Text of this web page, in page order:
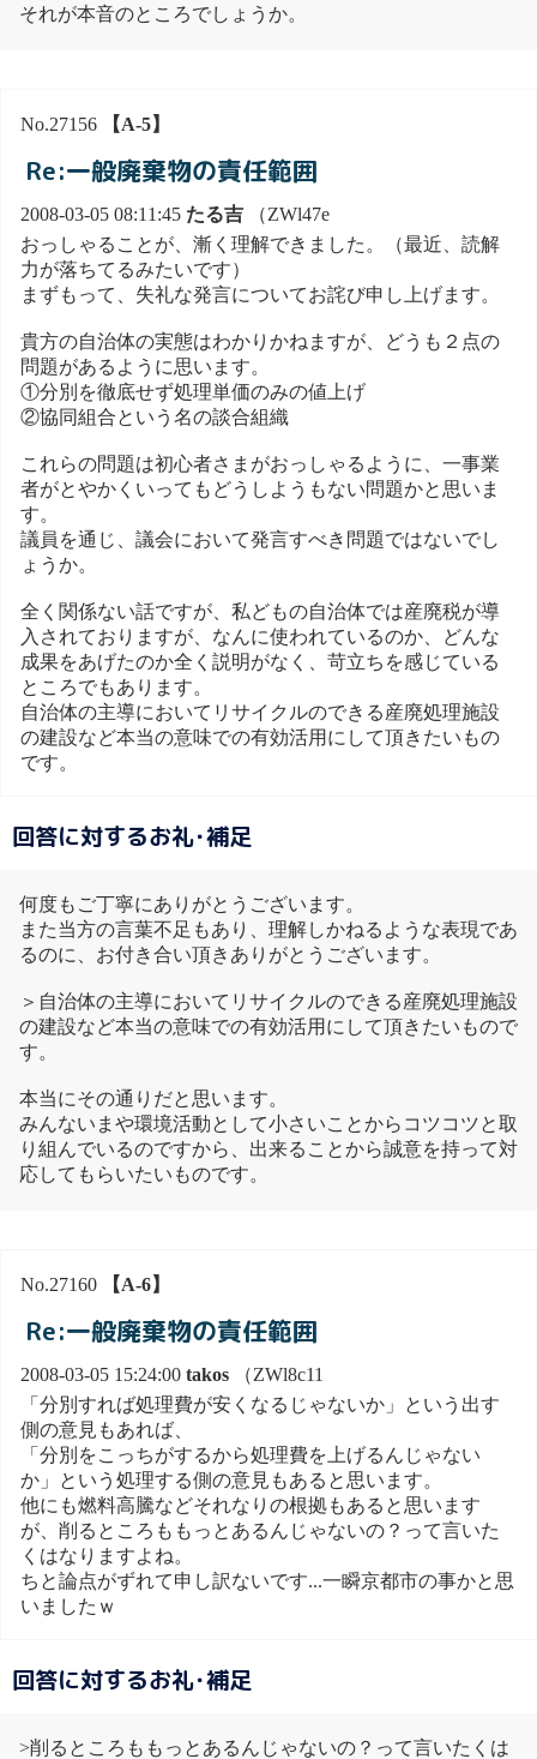
それが本音のところでしょうか。
No.27156 【A-5】
Re:一般廃棄物の責任範囲
2008-03-05 08:11:45 たる吉 （ZWl47e
おっしゃることが、漸く理解できました。（最近、読解
力が落ちてるみたいです）
まずもって、失礼な発言についてお詫び申し上げます。
貴方の自治体の実態はわかりかねますが、どうも２点の
問題があるように思います。
①分別を徹底せず処理単価のみの値上げ
②協同組合という名の談合組織
これらの問題は初心者さまがおっしゃるように、一事業
者がとやかくいってもどうしようもない問題かと思いま
す。
議員を通じ、議会において発言すべき問題ではないでし
ょうか。
全く関係ない話ですが、私どもの自治体では産廃税が導
入されておりますが、なんに使われているのか、どんな
成果をあげたのか全く説明がなく、苛立ちを感じている
ところでもあります。
自治体の主導においてリサイクルのできる産廃処理施設
の建設など本当の意味での有効活用にして頂きたいもの
です。
回答に対するお礼･補足
何度もご丁寧にありがとうございます。
また当方の言葉不足もあり、理解しかねるような表現であ
るのに、お付き合い頂きありがとうございます。
＞自治体の主導においてリサイクルのできる産廃処理施設
の建設など本当の意味での有効活用にして頂きたいもので
す。
本当にその通りだと思います。
みんないまや環境活動として小さいことからコツコツと取
り組んでいるのですから、出来ることから誠意を持って対
応してもらいたいものです。
No.27160 【A-6】
Re:一般廃棄物の責任範囲
2008-03-05 15:24:00 takos （ZWl8c11
「分別すれば処理費が安くなるじゃないか」という出す
側の意見もあれば、
「分別をこっちがするから処理費を上げるんじゃない
か」という処理する側の意見もあると思います。
他にも燃料高騰などそれなりの根拠もあると思います
が、削るところももっとあるんじゃないの？って言いた
くはなりますよね。
ちと論点がずれて申し訳ないです...一瞬京都市の事かと思
いましたｗ
回答に対するお礼･補足
>削るところももっとあるんじゃないの？って言いたくは